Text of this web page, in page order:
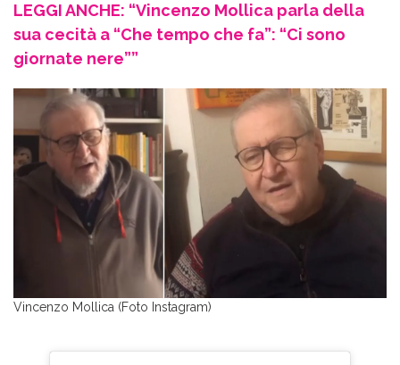
LEGGI ANCHE: “Vincenzo Mollica parla della
sua cecità a “Che tempo che fa”: “Ci sono
giornate nere””
Vincenzo Mollica (Foto Instagram)